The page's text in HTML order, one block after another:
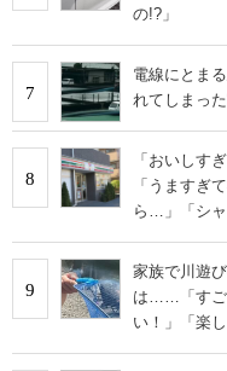
の!?」
7
電線にとま
れてしまった
8
「おいしす
「うますぎ
ら…」「シ
9
家族で川遊
は……「すご
い！」「楽し